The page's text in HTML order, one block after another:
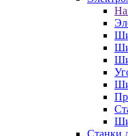
Станки